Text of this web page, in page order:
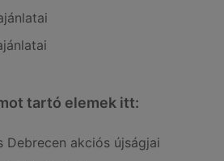
tartó elemek itt:
Debrecen akciós újságjai